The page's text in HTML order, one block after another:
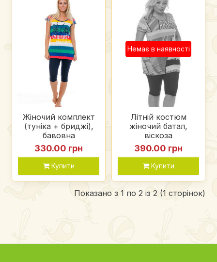
Жіночий комплект
(туніка + бриджі),
бавовна
330.00 грн
Купити
Немає в наявності
Літній костюм
жіночий батал,
віскоза
390.00 грн
Купити
Показано з 1 по 2 із 2 (1 сторінок)